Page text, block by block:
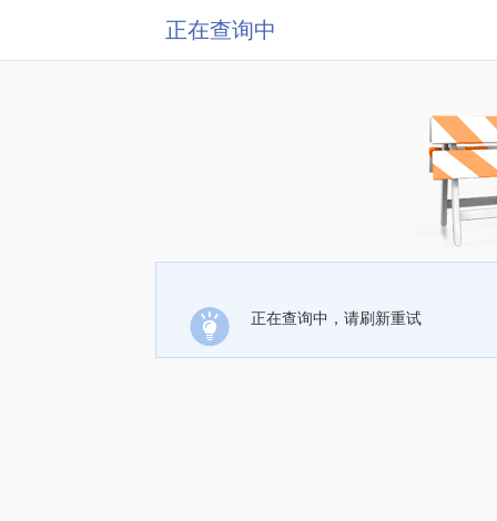
正在查询中
正在查询中，请刷新重试